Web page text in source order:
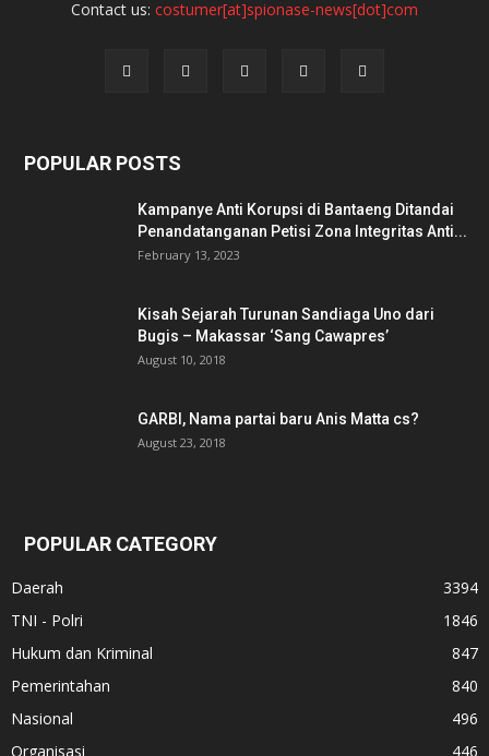
Contact us: costumer[at]spionase-news[dot]com
POPULAR POSTS
Kampanye Anti Korupsi di Bantaeng Ditandai
Penandatanganan Petisi Zona Integritas Anti...
February 13, 2023
Kisah Sejarah Turunan Sandiaga Uno dari
Bugis – Makassar ‘Sang Cawapres’
August 10, 2018
GARBI, Nama partai baru Anis Matta cs?
August 23, 2018
POPULAR CATEGORY
Daerah
3394
TNI - Polri
1846
Hukum dan Kriminal
847
Pemerintahan
840
Nasional
496
Organisasi
446